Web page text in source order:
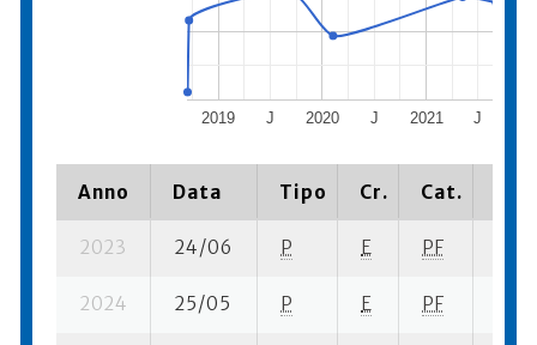
2019 2020 2021
J J J
Anno Data Tipo Cr. Cat.
2023 24/06 P E PF
2024 25/05 P E PF